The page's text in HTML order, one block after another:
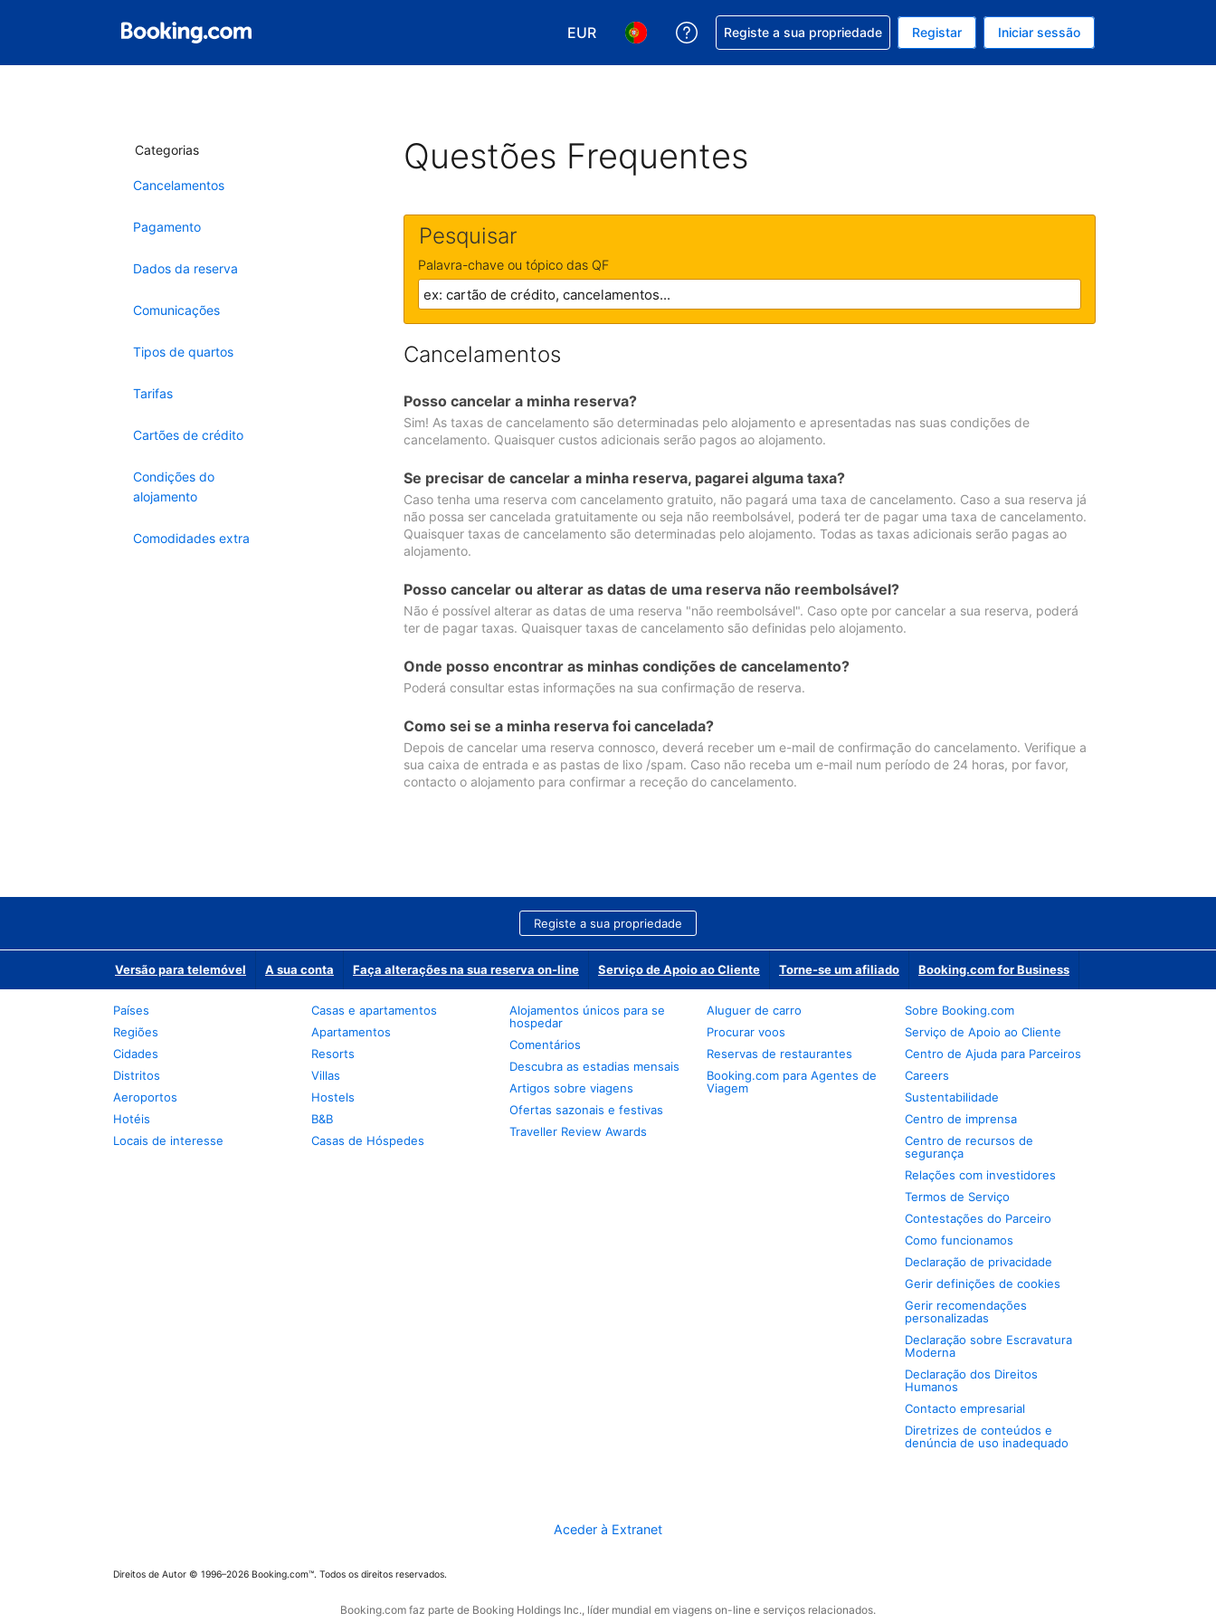
EUR
Escolha a sua moeda. A sua moeda atual é EUR
Escolha o seu idioma. O seu idioma atual é Português
Obtenha ajuda com a sua reserva
Registe a sua propriedade Registar Iniciar sessão
Categorias
Cancelamentos
Pagamento
Dados da reserva
Comunicações
Tipos de quartos
Tarifas
Cartões de crédito
Condições do
alojamento
Comodidades extra
Questões Frequentes
Pesquisar
Palavra-chave ou tópico das QF
Cancelamentos
Posso cancelar a minha reserva?
Sim! As taxas de cancelamento são determinadas pelo alojamento e apresentadas nas suas condições de
cancelamento. Quaisquer custos adicionais serão pagos ao alojamento.
Se precisar de cancelar a minha reserva, pagarei alguma taxa?
Caso tenha uma reserva com cancelamento gratuito, não pagará uma taxa de cancelamento. Caso a sua reserva já
não possa ser cancelada gratuitamente ou seja não reembolsável, poderá ter de pagar uma taxa de cancelamento.
Quaisquer taxas de cancelamento são determinadas pelo alojamento. Todas as taxas adicionais serão pagas ao
alojamento.
Posso cancelar ou alterar as datas de uma reserva não reembolsável?
Não é possível alterar as datas de uma reserva "não reembolsável". Caso opte por cancelar a sua reserva, poderá
ter de pagar taxas. Quaisquer taxas de cancelamento são definidas pelo alojamento.
Onde posso encontrar as minhas condições de cancelamento?
Poderá consultar estas informações na sua confirmação de reserva.
Como sei se a minha reserva foi cancelada?
Depois de cancelar uma reserva connosco, deverá receber um e-mail de confirmação do cancelamento. Verifique a
sua caixa de entrada e as pastas de lixo /spam. Caso não receba um e-mail num período de 24 horas, por favor,
contacto o alojamento para confirmar a receção do cancelamento.
Registe a sua propriedade
Versão para telemóvel A sua conta Faça alterações na sua reserva on-line Serviço de Apoio ao Cliente Torne-se um afiliado Booking.com for Business
Países
Regiões
Cidades
Distritos
Aeroportos
Hotéis
Locais de interesse
Casas e apartamentos
Apartamentos
Resorts
Villas
Hostels
B&B
Casas de Hóspedes
Alojamentos únicos para se
hospedar
Comentários
Descubra as estadias mensais
Artigos sobre viagens
Ofertas sazonais e festivas
Traveller Review Awards
Aluguer de carro
Procurar voos
Reservas de restaurantes
Booking.com para Agentes de
Viagem
Sobre Booking.com
Serviço de Apoio ao Cliente
Centro de Ajuda para Parceiros
Careers
Sustentabilidade
Centro de imprensa
Centro de recursos de
segurança
Relações com investidores
Termos de Serviço
Contestações do Parceiro
Como funcionamos
Declaração de privacidade
Gerir definições de cookies
Gerir recomendações
personalizadas
Declaração sobre Escravatura
Moderna
Declaração dos Direitos
Humanos
Contacto empresarial
Diretrizes de conteúdos e
denúncia de uso inadequado
Aceder à Extranet
Direitos de Autor © 1996–2026 Booking.com™. Todos os direitos reservados.
Booking.com faz parte de Booking Holdings Inc., líder mundial em viagens on-line e serviços relacionados.